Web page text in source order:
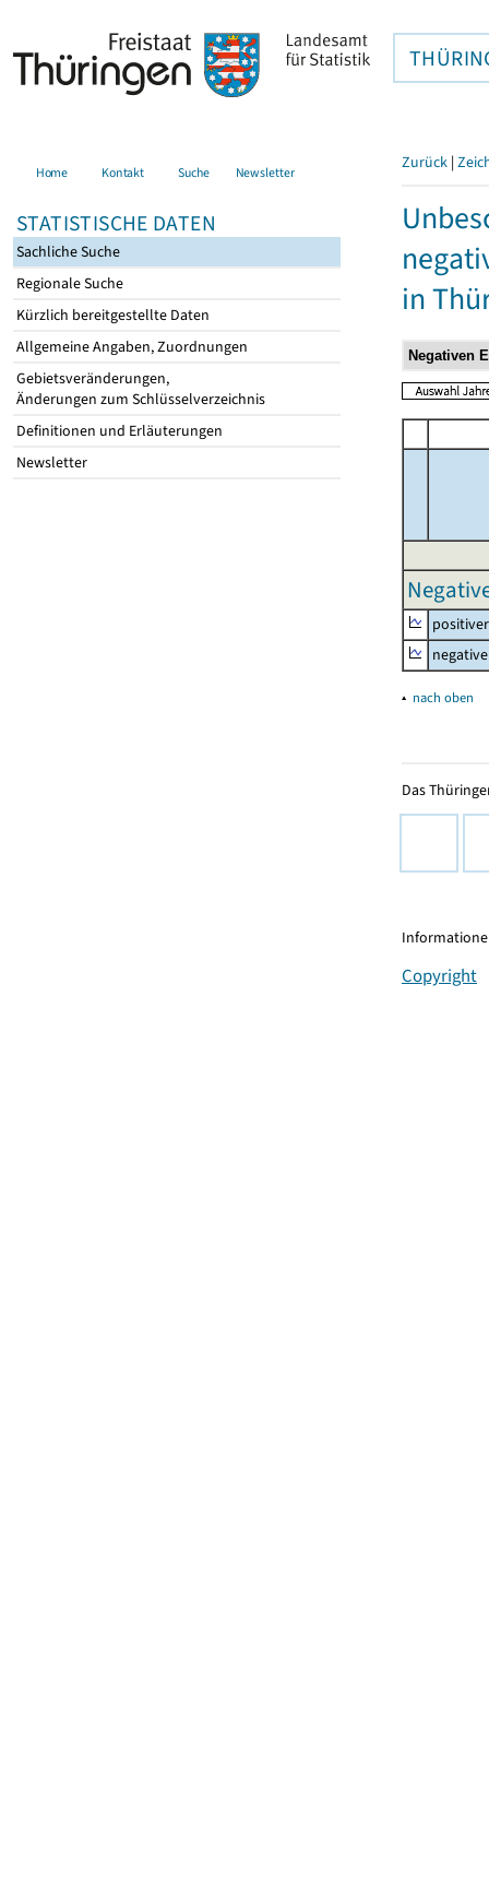
Home Kontakt Suche Newsletter
STATISTISCHE DATEN
Sachliche Suche
Regionale Suche
Kürzlich bereitgestellte Daten
Allgemeine Angaben, Zuordnungen
Gebietsveränderungen,
Änderungen zum Schlüsselverzeichnis
Definitionen und Erläuterungen
Newsletter
Zurück |
in
▴ nach oben
Das
Copyright